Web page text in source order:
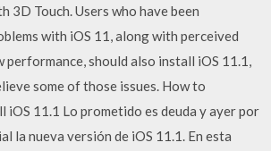
3D Touch. Users who have been
with iOS 11, along with perceived
should also install iOS 11.1,
some of those issues. How to
iOS 11.1 Lo prometido es deuda y ayer por
la nueva versión de iOS 11.1. En esta